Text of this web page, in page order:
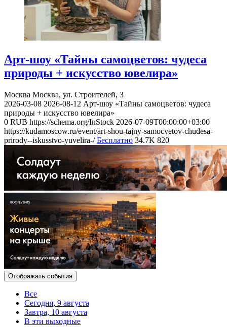
Арт-шоу «Тайны самоцветов: чудеса
природы + искусство ювелира»
Москва Москва, ул. Строителей, 3
2026-03-08 2026-08-12 Арт-шоу «Тайны самоцветов: чудеса
природы + искусство ювелира»
0 RUB https://schema.org/InStock 2026-07-09T00:00:00+03:00
https://kudamoscow.ru/event/art-shou-tajny-samocvetov-chudesa-
prirody--iskusstvo-yuvelira-/ Бесплатно 34.7K 820
Отображать события
Все
Сегодня, 9 августа
Завтра, 10 августа
В эти выходные